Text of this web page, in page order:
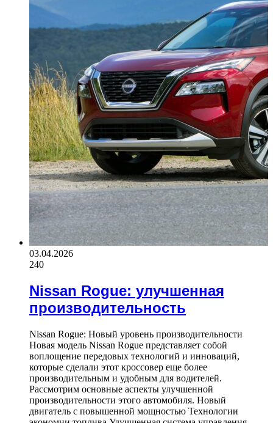
03.04.2026
240
Nissan Rogue: улучшенная
производительность
Nissan Rogue: Новый уровень производительности
Новая модель Nissan Rogue представляет собой
воплощение передовых технологий и инноваций,
которые сделали этот кроссовер еще более
производительным и удобным для водителей.
Рассмотрим основные аспекты улучшенной
производительности этого автомобиля. Новый
двигатель с повышенной мощностью Технологии